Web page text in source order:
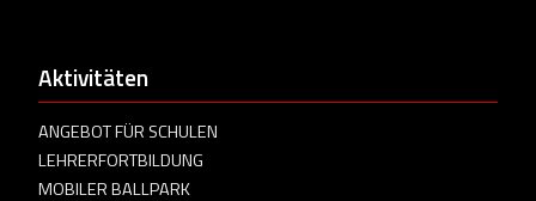
Aktivitäten
ANGEBOT FÜR SCHULEN
LEHRERFORTBILDUNG
MOBILER BALLPARK